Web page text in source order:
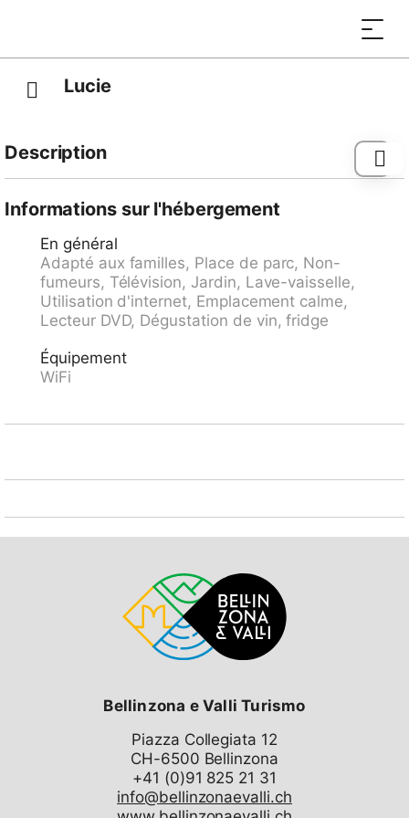
Lucie
Description
"Adelboden, Mühleport" 98 m, gare ferroviaire
"Kandersteg" 8.3 km, ferry-boat "Faulensee (See)"
23.2 km.
Informations sur l'hébergement
En général
Adapté aux familles, Place de parc, Non-
fumeurs, Télévision, Jardin, Lave-vaisselle,
Utilisation d'internet, Emplacement calme,
Lecteur DVD, Dégustation de vin, fridge
Équipement
WiFi
Bellinzona e Valli Turismo
Piazza Collegiata 12
CH-6500 Bellinzona
info@bellinzonaevalli.ch